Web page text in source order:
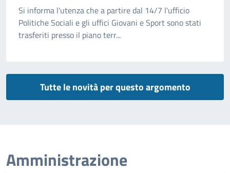
Si informa l'utenza che a partire dal 14/7 l'ufficio
Politiche Sociali e gli uffici Giovani e Sport sono stati
trasferiti presso il piano terr...
Tutte le novità per questo argomento
Amministrazione